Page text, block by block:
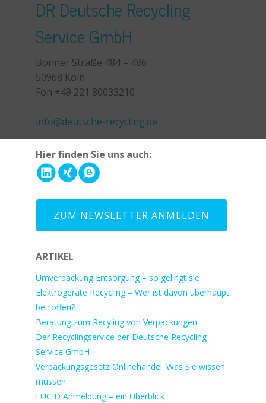
DR Deutsche Recycling
Service GmbH
Bonner Straße 484 – 486
50968 Köln
Fon +49 221 80033210
info@deutsche-recycling.de
Hier finden Sie uns auch:
ZUM NEWSLETTER ANMELDEN
ARTIKEL
Umverpackung Entsorgung – so gelingt sie
Elektrogeräte Recycling – Wer ist davon überhaupt
betroffen?
Beratung zum Recyling von Verpackungen
Der Recyclingservice der Deutsche Recycling
Service GmbH
Verpackungsgesetz Onlinehandel: Was Sie wissen
müssen
LUCID Anmeldung – ein Überblick